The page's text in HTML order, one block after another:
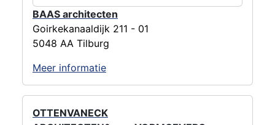
BAAS architecten
Goirkekanaaldijk 211 - 01
5048 AA Tilburg
Meer informatie
OTTENVANECK